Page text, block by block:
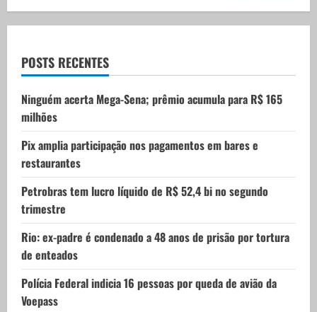
g
t
i
o
n
POSTS RECENTES
Ninguém acerta Mega-Sena; prêmio acumula para R$ 165
milhões
Pix amplia participação nos pagamentos em bares e
restaurantes
Petrobras tem lucro líquido de R$ 52,4 bi no segundo
trimestre
Rio: ex-padre é condenado a 48 anos de prisão por tortura
de enteados
Polícia Federal indicia 16 pessoas por queda de avião da
Voepass